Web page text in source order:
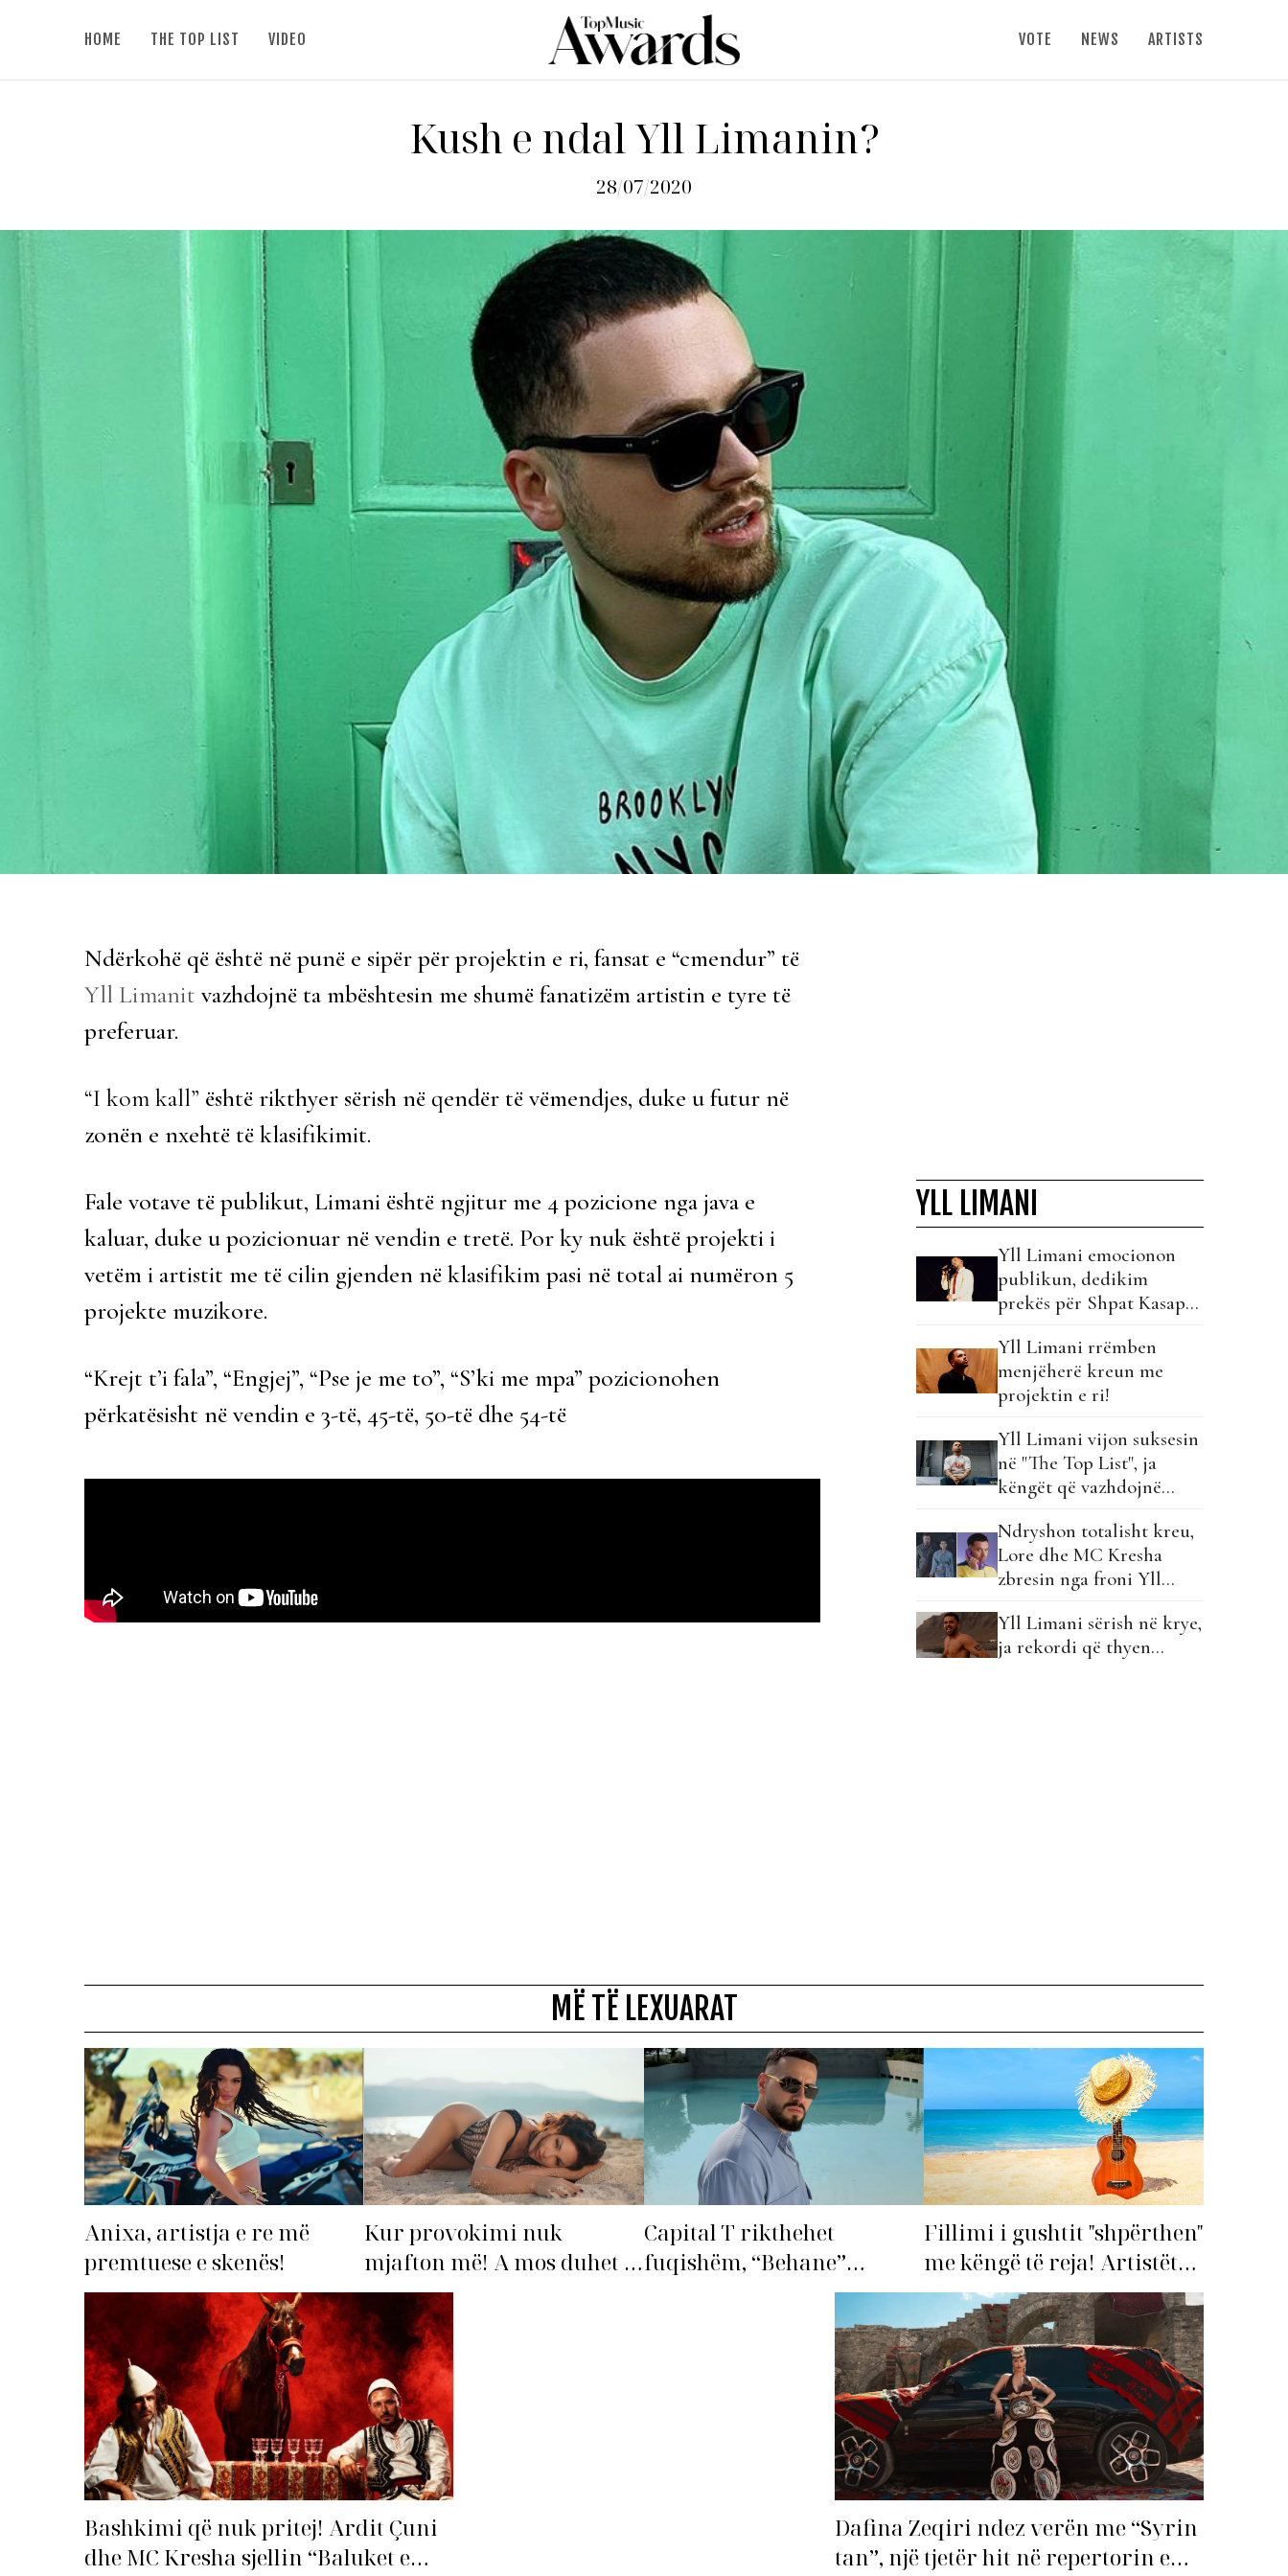
HOME THE TOP LIST VIDEO VOTE NEWS ARTISTS
Kush e ndal Yll Limanin?
28/07/2020
Ndërkohë që është në punë e sipër për projektin e ri, fansat e “cmendur” të
Yll Limanit vazhdojnë ta mbështesin me shumë fanatizëm artistin e tyre të
preferuar.
“I kom kall” është rikthyer sërish në qendër të vëmendjes, duke u futur në
zonën e nxehtë të klasifikimit.
Fale votave të publikut, Limani është ngjitur me 4 pozicione nga java e
kaluar, duke u pozicionuar në vendin e tretë. Por ky nuk është projekti i
vetëm i artistit me të cilin gjenden në klasifikim pasi në total ai numëron 5
projekte muzikore.
“Krejt t’i fala”, “Engjej”, “Pse je me to”, “S’ki me mpa” pozicionohen
përkatësisht në vendin e 3-të, 45-të, 50-të dhe 54-të
YLL LIMANI
Yll Limani emocionon
publikun, dedikim
prekës për Shpat Kasapin
Shkup!
Yll Limani rrëmben
menjëherë kreun me
projektin e ri!
Yll Limani vijon suksesin
në "The Top List", ja
këngët që vazhdojnë
klasifikim...
Ndryshon totalisht kreu,
Lore dhe MC Kresha
zbresin nga froni Yll
Yll Limani sërish në krye,
ja rekordi që thyen…
MË TË LEXUARAT
Anixa, artistja e re më
premtuese e skenës!
Kur provokimi nuk
mjafton më! A mos duhet të
‘dorëzohet’ Bleona?
Capital T rikthehet
fuqishëm, “Behane”
premton të bëhet fiksimi i
Fillimi i gushtit "shpërthen"
me këngë të reja! Artistët
shqiptarë hapin garën për
hitin e verës!
Bashkimi që nuk pritej! Ardit Çuni
dhe MC Kresha sjellin “Baluket e
Dafina Zeqiri ndez verën me “Syrin
tan”, një tjetër hit në repertorin e